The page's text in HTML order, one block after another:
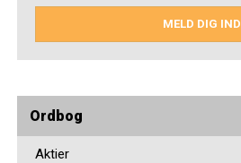
MELD DIG IND
Ordbog
Aktier